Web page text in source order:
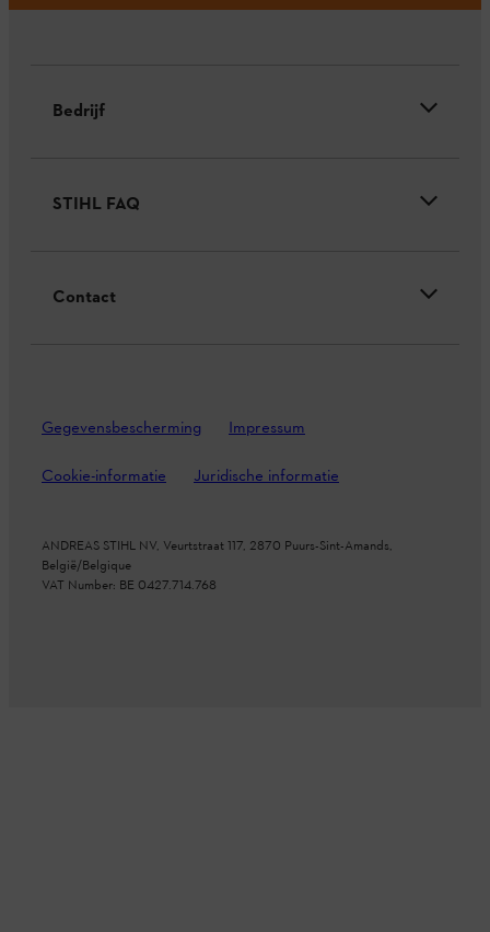
Bedrijf
STIHL FAQ
Contact
Gegevensbescherming Impressum
Cookie-informatie Juridische informatie
ANDREAS STIHL NV, Veurtstraat 117, 2870 Puurs-Sint-Amands,
België/Belgique
VAT Number: BE 0427.714.768